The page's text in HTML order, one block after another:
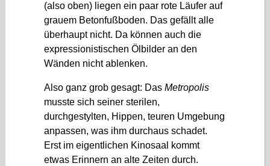
(also oben) liegen ein paar rote Läufer auf
grauem Betonfußboden. Das gefällt alle
überhaupt nicht. Da können auch die
expressionistischen Ölbilder an den
Wänden nicht ablenken.
Also ganz grob gesagt: Das Metropolis
musste sich seiner sterilen,
durchgestylten, Hippen, teuren Umgebung
anpassen, was ihm durchaus schadet.
Erst im eigentlichen Kinosaal kommt
etwas Erinnern an alte Zeiten durch.